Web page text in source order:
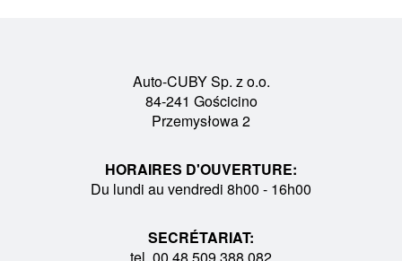
Auto-CUBY Sp. z o.o.
84-241 Gościcino
Przemysłowa 2
HORAIRES D'OUVERTURE:
Du lundi au vendredi 8h00 - 16h00
SECRÉTARIAT:
tel. 00 48 509 388 082